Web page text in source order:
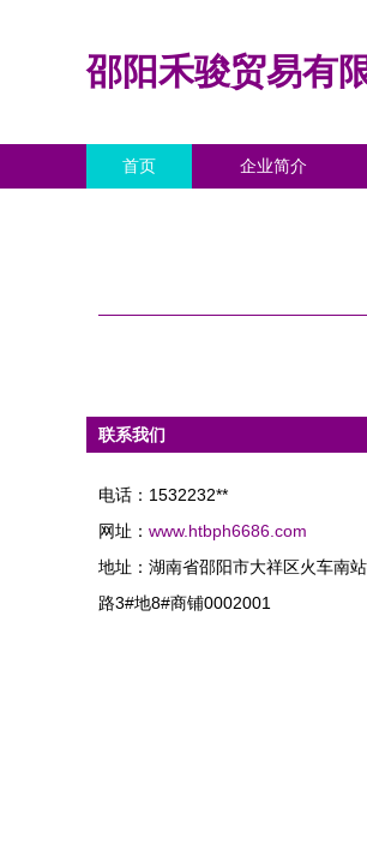
邵阳禾骏贸易有
首页 企业简介
联系我们
电话：1532232**
网址： www.htbph6686.com
地址：湖南省邵阳市大祥区火车南
路3#地8#商铺0002001